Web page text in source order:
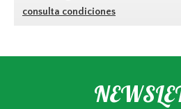
consulta condiciones